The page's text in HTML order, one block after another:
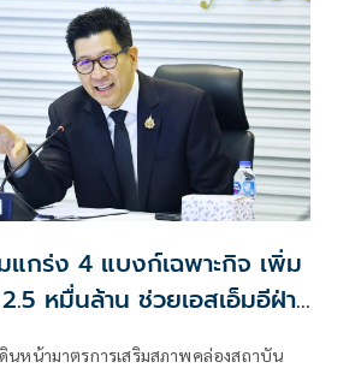
แกร่ง 4 แบงก์เฉพาะกิจ เพิ่ม
หมื่นล้าน ช่วยเอสเอ็มอีฝ่า
ดินหน้ามาตรการเสริมสภาพคล่องสถาบัน